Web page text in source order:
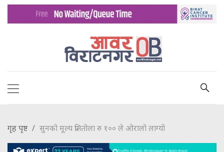
गृह पृष्ट सुनको मूल्य प्रतितोला रु १०० ले ओरालो लाग्यो